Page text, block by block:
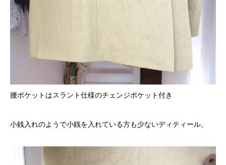
腰ポケットはスラント仕様のチェンジポケット付き
小銭入れのようで小銭を入れている方も少ないディティール。